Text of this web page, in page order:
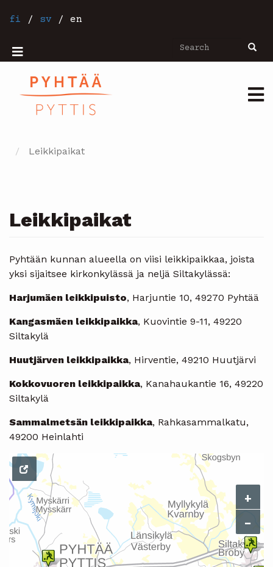
fi / sv / en
Search
Mobiilivalikko
Leikkipaikat
Leikkipaikat
Pyhtään kunnan alueella on viisi leikkipaikkaa, joista
yksi sijaitsee kirkonkylässä ja neljä Siltakylässä:
Harjumäen leikkipuisto, Harjuntie 10, 49270 Pyhtää
Kangasmäen leikkipaikka, Kuovintie 9-11, 49220
Siltakylä
Huutjärven leikkipaikka, Hirventie, 49210 Huutjärvi
Kokkovuoren leikkipaikka, Kanahaukantie 16, 49220
Siltakylä
Sammalmetsän leikkipaikka, Rahkasammalkatu,
49200 Heinlahti